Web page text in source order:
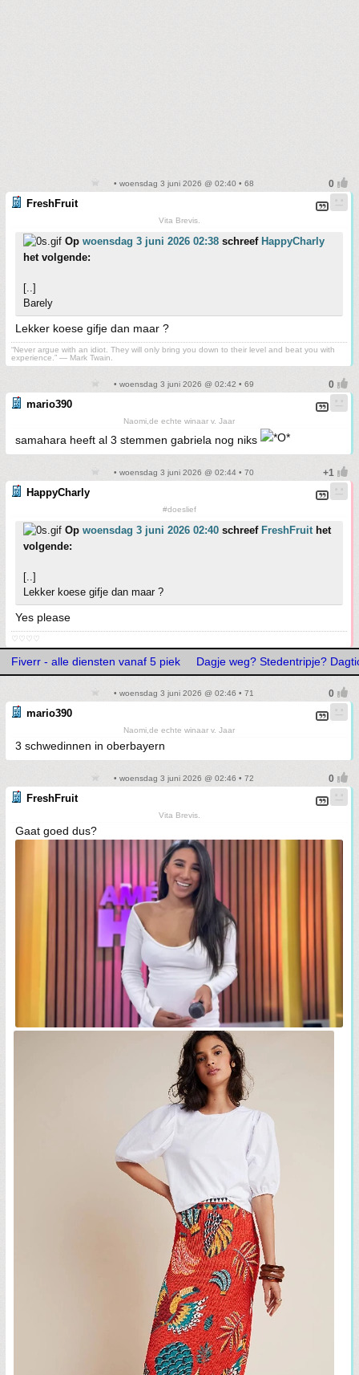
• woensdag 3 juni 2026 @ 02:40 • 68
FreshFruit
Vita Brevis.
Op woensdag 3 juni 2026 02:38 schreef HappyCharly
het volgende:
[..]
Barely
Lekker koese gifje dan maar ?
“Never argue with an idiot. They will only bring you down to their level and beat you with
experience.” ― Mark Twain.
• woensdag 3 juni 2026 @ 02:42 • 69
mario390
Naomi,de echte winaar v. Jaar
samahara heeft al 3 stemmen gabriela nog niks
• woensdag 3 juni 2026 @ 02:44 • 70
HappyCharly
#doeslief
Op woensdag 3 juni 2026 02:40 schreef FreshFruithet
volgende:
[..]
Lekker koese gifje dan maar ?
Yes please
♡♡♡♡
Fiverr - alle diensten vanaf 5 piek Dagje weg? Stedentripje?
• woensdag 3 juni 2026 @ 02:46 • 71
mario390
Naomi,de echte winaar v. Jaar
3 schwedinnen in oberbayern
• woensdag 3 juni 2026 @ 02:46 • 72
FreshFruit
Vita Brevis.
Gaat goed dus?